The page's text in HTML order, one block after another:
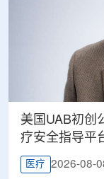
美国UAB初创
疗安全指导平
医疗 2026-08-